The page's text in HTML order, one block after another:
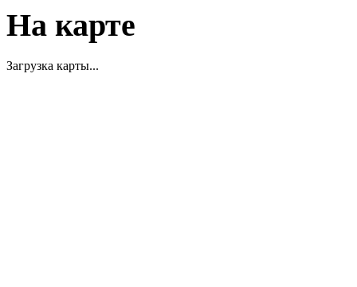
На карте
Загрузка карты...